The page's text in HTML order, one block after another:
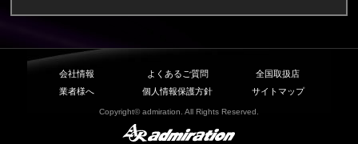
会社情報 よくあるご質問
全国取扱店
業者様へ
個人情報保護方針 サイトマップ
Copyright© admiration. All Rights Reserved.